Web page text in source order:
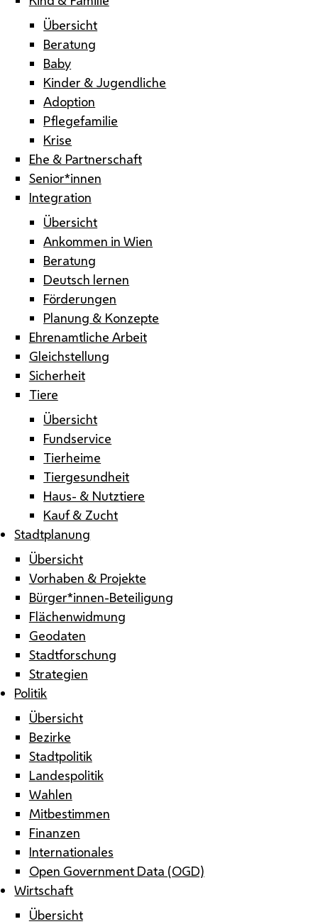
Übersicht
Beratung
Baby
Kinder & Jugendliche
Adoption
Pflegefamilie
Krise
Ehe & Partnerschaft
Senior*innen
Integration
Übersicht
Ankommen in Wien
Beratung
Deutsch lernen
Förderungen
Planung & Konzepte
Ehrenamtliche Arbeit
Gleichstellung
Sicherheit
Tiere
Übersicht
Fundservice
Tierheime
Tiergesundheit
Haus- & Nutztiere
Kauf & Zucht
Stadtplanung
Übersicht
Vorhaben & Projekte
Bürger*innen-Beteiligung
Flächenwidmung
Geodaten
Stadtforschung
Strategien
Politik
Übersicht
Bezirke
Stadtpolitik
Landespolitik
Wahlen
Mitbestimmen
Finanzen
Internationales
Open Government Data (OGD)
Wirtschaft
Übersicht